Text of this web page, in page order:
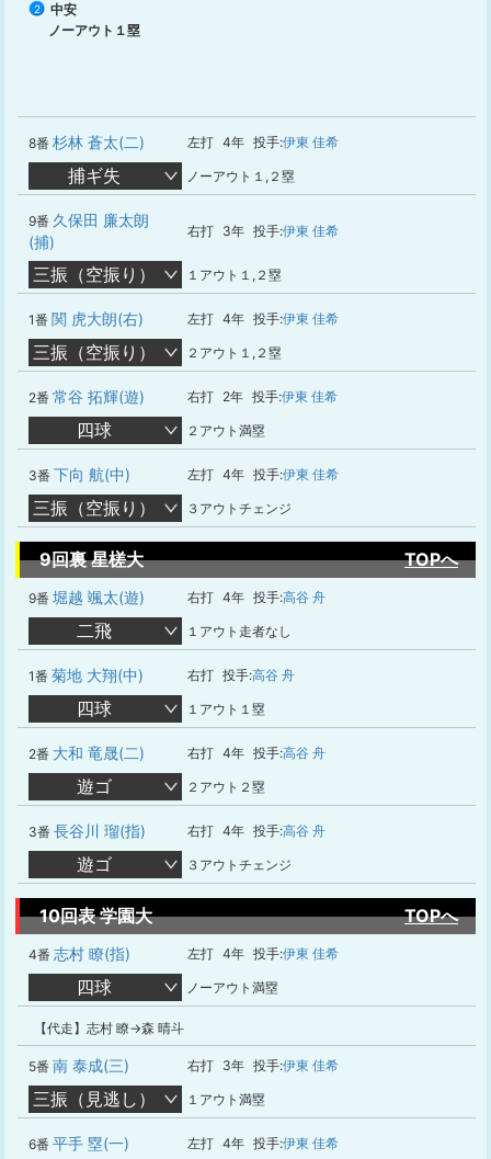
2
中安
ノーアウト１塁
8番 杉林 蒼太(二) 左打 4年 投手:伊東 佳希
捕ギ失 ノーアウト１,２塁
9番 久保田 廉太朗
(捕)
右打 3年 投手:伊東 佳希
三振（空振り） １アウト１,２塁
1番 関 虎大朗(右) 左打 4年 投手:伊東 佳希
三振（空振り） ２アウト１,２塁
2番 常谷 拓輝(遊) 右打 2年 投手:伊東 佳希
四球 ２アウト満塁
3番 下向 航(中) 左打 4年 投手:伊東 佳希
三振（空振り） ３アウトチェンジ
9回裏 星槎大 TOPへ
9番 堀越 颯太(遊) 右打 4年 投手:高谷 舟
二飛 １アウト走者なし
1番 菊地 大翔(中) 右打 投手:高谷 舟
四球 １アウト１塁
2番 大和 竜晟(二) 右打 4年 投手:高谷 舟
遊ゴ ２アウト２塁
3番 長谷川 瑠(指) 右打 4年 投手:高谷 舟
遊ゴ ３アウトチェンジ
10回表 学園大 TOPへ
4番 志村 瞭(指) 左打 4年 投手:伊東 佳希
四球 ノーアウト満塁
【代走】志村 瞭→森 晴斗
5番 南 泰成(三) 右打 3年 投手:伊東 佳希
三振（見逃し） １アウト満塁
6番 平手 塁(一) 左打 4年 投手:伊東 佳希